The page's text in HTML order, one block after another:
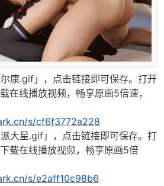
康.gif」，点击链接即可保存。打开
在线播放视频，畅享原画5倍速，
s/cf6f3772a228
大星.gif」，点击链接即可保存。打
载在线播放视频，畅享原画5倍
s/e2aff10c98b6